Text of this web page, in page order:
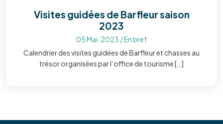
Visites guidées de Barfleur saison
2023
05 Mai. 2023 /En bref
Calendrier des visites guidées de Barfleur et chasses au
trésor organisées par l’office de tourisme […]